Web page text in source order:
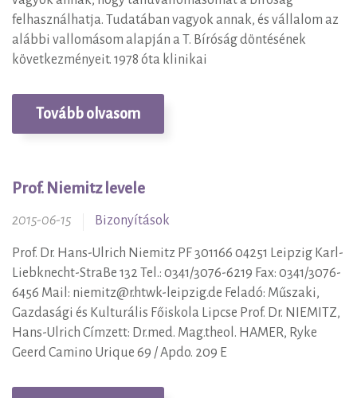
felhasználhatja. Tudatában vagyok annak, és vállalom az
alábbi vallomásom alapján a T. Bíróság döntésének
következményeit. 1978 óta klinikai
Tovább olvasom
Prof. Niemitz levele
2015-06-15 Bizonyítások
Prof. Dr. Hans-Ulrich Niemitz PF 301166 04251 Leipzig Karl-
Liebknecht-StraBe 132 Tel.: 0341/3076-6219 Fax: 0341/3076-
6456 Mail: niemitz@r.htwk-leipzig.de Feladó: Műszaki,
Gazdasági és Kulturális Főiskola Lipcse Prof. Dr. NIEMITZ,
Hans-Ulrich Címzett: Dr.med. Mag.theol. HAMER, Ryke
Geerd Camino Urique 69 / Apdo. 209 E